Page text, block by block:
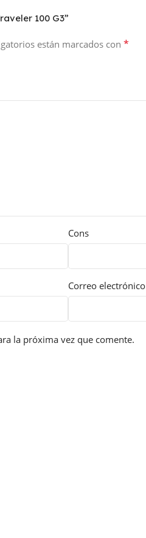
100 G3”
están marcados con *
Cons
Correo electrónico
la próxima vez que comente.